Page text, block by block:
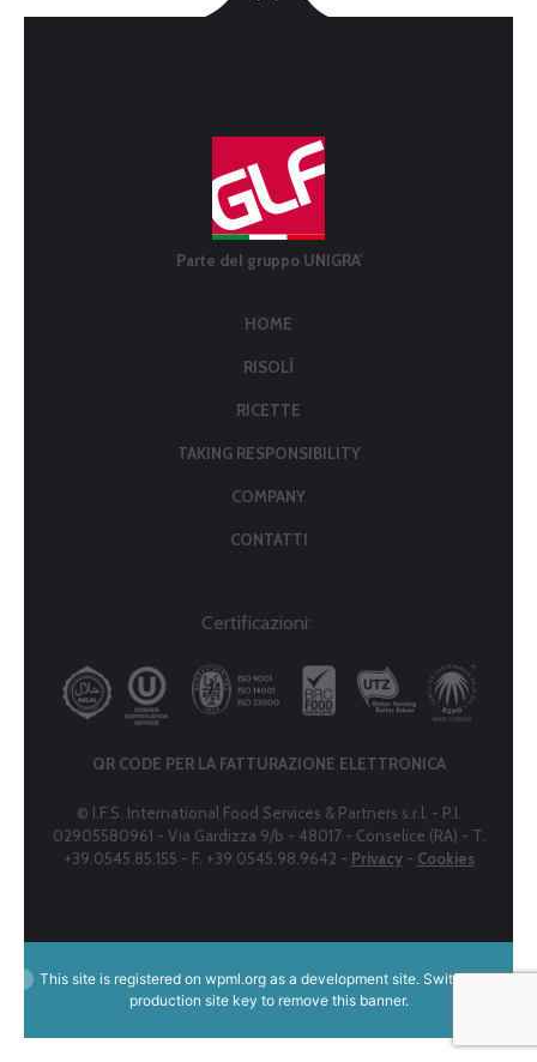
Parte del gruppo UNIGRA'
HOME
RISOLÌ
RICETTE
TAKING RESPONSIBILITY
COMPANY
CONTATTI
Certificazioni:
QR CODE PER LA FATTURAZIONE ELETTRONICA
© I.F.S. International Food Services & Partners s.r.l. - P.I.
02905580961 - Via Gardizza 9/b - 48017 - Conselice (RA) - T.
+39.0545.85.155 - F. +39.0545.98.9642 - Privacy- Cookies
This site is registered on wpml.orgas a development site. Switch to a
production site key to remove this banner.